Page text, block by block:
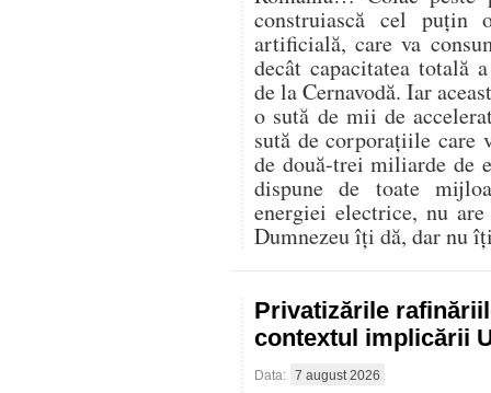
construiască cel
artificială, care va
decât capacitatea totală
de la Cernavodă. Iar
o sută de mii de
sută de corporațiile
de două-trei miliarde de
dispune de toate
energiei electrice, nu
Dumnezeu îți dă, dar nu
Privatizările
contextul implicării
Data: 7 august 2026